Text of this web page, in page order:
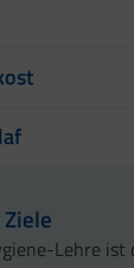
Lehre ist